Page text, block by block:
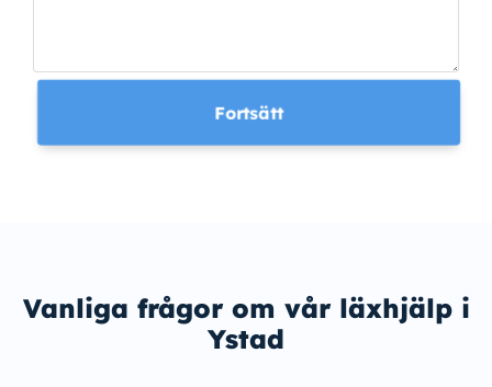
Fortsätt
Vanliga frågor om vår läxhjälp i
Ystad